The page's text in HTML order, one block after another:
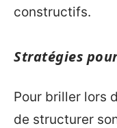
constructifs.
Stratégies
Pour briller lors
de structurer